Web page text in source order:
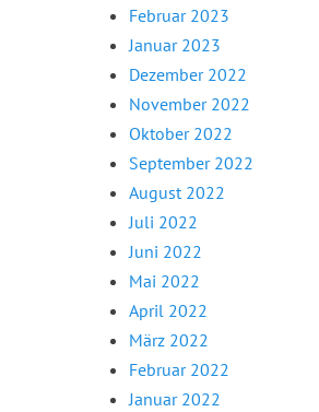
Februar 2023
Januar 2023
Dezember 2022
November 2022
Oktober 2022
September 2022
August 2022
Juli 2022
Juni 2022
Mai 2022
April 2022
März 2022
Februar 2022
Januar 2022